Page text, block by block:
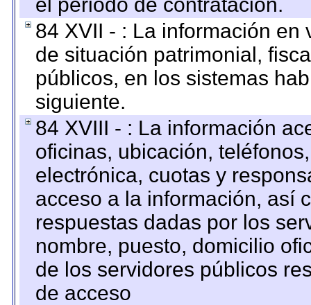
84 XVII - : La información
de situación patrimonial,
públicos, en los sistemas
siguiente.
84 XVIII - : La información
oficinas, ubicación,
electrónica, cuotas y
acceso a la información, así
respuestas dadas por los
nombre, puesto, domicilio
de los servidores públicos
de acceso